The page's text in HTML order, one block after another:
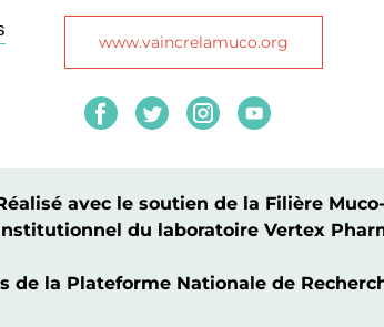
www.vaincrelamuco.org
avec le soutien de la Filière Muco-
du laboratoire Vertex
de la Plateforme Nationale de